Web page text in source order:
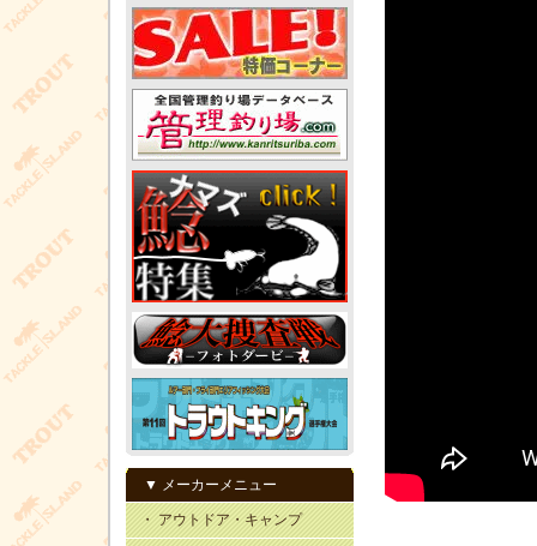
▼ メーカーメニュー
・ アウトドア・キャンプ